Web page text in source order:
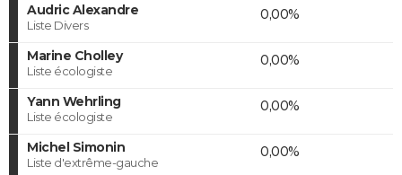
Audric Alexandre
Liste Divers
0,00%
Marine Cholley
Liste écologiste
0,00%
Yann Wehrling
Liste écologiste
0,00%
Michel Simonin
Liste d'extrême-gauche
0,00%